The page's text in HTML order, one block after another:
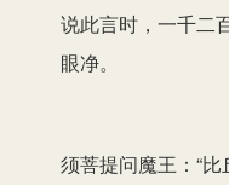
说此言时，一千二
眼净。
须菩提问魔王：“